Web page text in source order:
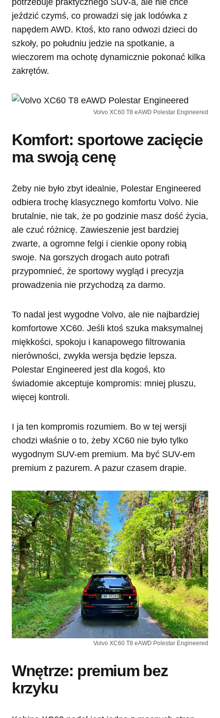
potrzebuje praktycznego SUV-a, ale nie chce
jeździć czymś, co prowadzi się jak lodówka z
napędem AWD. Ktoś, kto rano odwozi dzieci do
szkoły, po południu jedzie na spotkanie, a
wieczorem ma ochotę dynamicznie pokonać kilka
zakrętów.
Volvo XC60 T8 eAWD Polestar Engineered
Komfort: sportowe zacięcie
ma swoją cenę
Żeby nie było zbyt idealnie, Polestar Engineered
odbiera trochę klasycznego komfortu Volvo. Nie
brutalnie, nie tak, że po godzinie masz dość życia,
ale czuć różnicę. Zawieszenie jest bardziej
zwarte, a ogromne felgi i cienkie opony robią
swoje. Na gorszych drogach auto potrafi
przypomnieć, że sportowy wygląd i precyzja
prowadzenia nie przychodzą za darmo.
To nadal jest wygodne Volvo, ale nie najbardziej
komfortowe XC60. Jeśli ktoś szuka maksymalnej
miękkości, spokoju i kanapowego filtrowania
nierówności, zwykła wersja będzie lepsza.
Polestar Engineered jest dla kogoś, kto
świadomie akceptuje kompromis: mniej pluszu,
więcej kontroli.
I ja ten kompromis rozumiem. Bo w tej wersji
chodzi właśnie o to, żeby XC60 nie było tylko
wygodnym SUV-em premium. Ma być SUV-em
premium z pazurem. A pazur czasem drapie.
Volvo XC60 T8 eAWD Polestar Engineered
Wnętrze: premium bez
krzyku